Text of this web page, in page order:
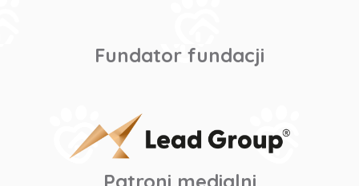
Fundator fundacji
Patroni medialni